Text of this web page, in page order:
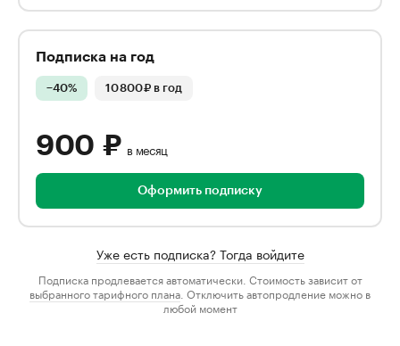
Подписка на год
−40% 10 800₽ в год
900 ₽ в месяц
Оформить подписку
Уже есть подписка? Тогда войдите
Подписка продлевается автоматически. Стоимость зависит от
выбранного тарифного плана . Отключить автопродление можно в
любой момент